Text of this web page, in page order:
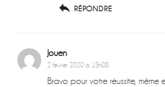
RÉPONDRE
Jouen
2 février 2020 à 15h08
Bravo pour votre réussite,